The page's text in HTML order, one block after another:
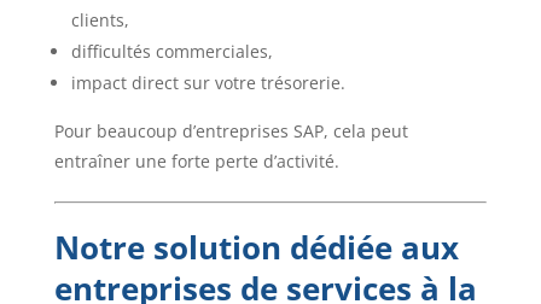
clients,
difficultés commerciales,
impact direct sur votre trésorerie.
Pour beaucoup d’entreprises SAP, cela peut
entraîner une forte perte d’activité.
Notre solution dédiée aux
entreprises de services à la